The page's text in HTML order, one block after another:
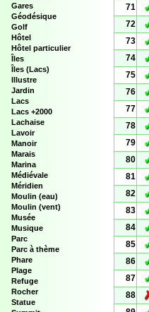
Gares
Géodésique
Golf
Hôtel
Hôtel particulier
Îles
Îles (Lacs)
Illustre
Jardin
Lacs
Lacs +2000
Lachaise
Lavoir
Manoir
Marais
Marina
Médiévale
Méridien
Moulin (eau)
Moulin (vent)
Musée
Musique
Parc
Parc à thème
Phare
Plage
Refuge
Rocher
Statue
71
72
73
74
75
76
77
78
79
80
81
82
83
84
85
86
87
88